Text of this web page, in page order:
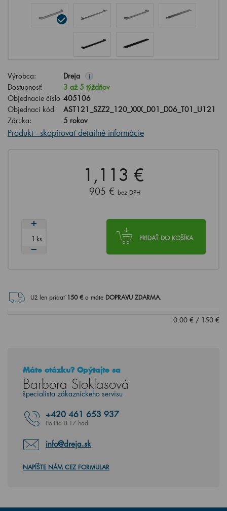
Výrobca: Dreja i
Dostupnosť:
3 až 5 týždňov
Objednacie číslo 405106
Objednací kód
AST121_SZZ2_120_XXX_D01_D06_T01_U121
Záruka:
5 rokov
Produkt - skopírovať detailné informácie
1,113 €
905 € bez DPH
PRIDAŤ DO KOŠÍKA
ks
Už len pridať 150€ a máte DOPRAVU ZDARMA.
0.00 € / 150 €
Máte otázku? Opýtajte sa
Barbora Stoklasová
špecialista zákazníckeho servisu
+420 461 653 937
Po-Pia 8-17 hod
info@dreja.sk
NAPÍŠTE NÁM CEZ FORMULAR